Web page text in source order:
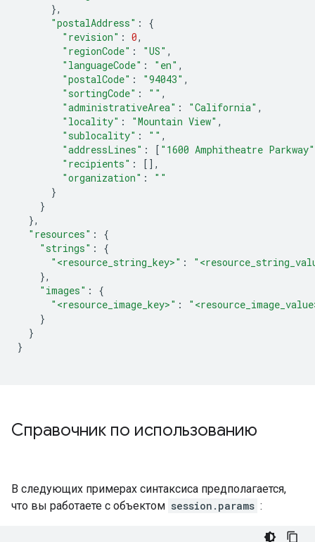
},
"postalAddress" :
{
"revision" : 0,
"regionCode" : "US" ,
"languageCode" : "en" ,
"postalCode" : "94043" ,
"sortingCode" : "" ,
"administrativeArea" : "California" ,
"locality" : "Mountain View" ,
"sublocality" : "" ,
"addressLines" : [ "1600 Amphitheatre Parkway"
"recipients" :
[],
"organization" :
""
}
}
},
"resources" :
{
"strings" :
{
"<resource_string_key>" :
},
"images" :
{
"<resource_image_key>" :
}
}
}
Справочник по использованию
В следующих примерах синтаксиса предполагается,
что вы работаете с объектом session.params :